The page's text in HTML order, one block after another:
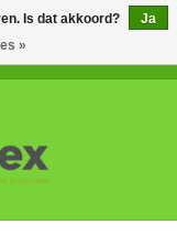
Is dat akkoord?
Ja
»